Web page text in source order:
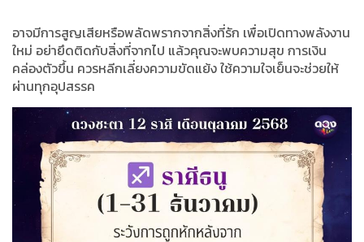
อาจมีการสูญเสียหรือพลัดพรากจากสิ่งที่รัก เพื่อเปิดทางพลังงาน
ใหม่ อย่ายึดติดกับสิ่งที่จากไป แล้วคุณจะพบความสุข การเงิน
คล่องตัวขึ้น ควรหลีกเลี่ยงความขัดแย้ง ใช้ความใจเย็นจะช่วยให้
ผ่านทุกอุปสรรค